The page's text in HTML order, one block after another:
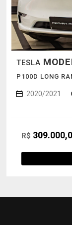
TESLA
P100D LONG
2020/2021
R$